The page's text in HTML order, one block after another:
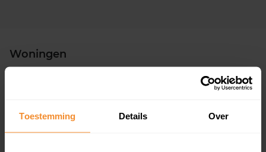
Toestemming Details Over
Woningen